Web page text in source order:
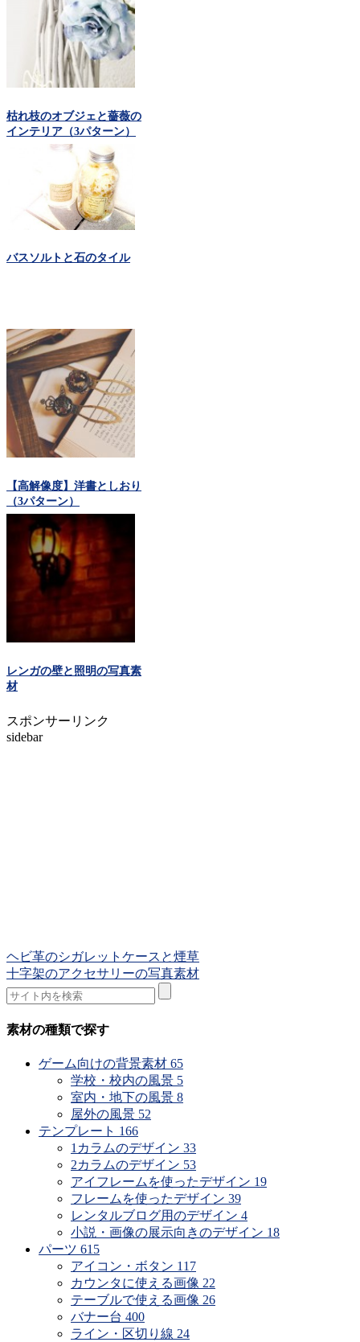
枯れ枝のオブジェと薔薇の
インテリア（3パターン）
バスソルトと石のタイル
【高解像度】洋書としおり
（3パターン）
レンガの壁と照明の写真素
材
スポンサーリンク
sidebar
ヘビ革のシガレットケースと煙草
十字架のアクセサリーの写真素材
素材の種類で探す
ゲーム向けの背景素材 65
学校・校内の風景 5
室内・地下の風景 8
屋外の風景 52
テンプレート 166
1カラムのデザイン 33
2カラムのデザイン 53
アイフレームを使ったデザイン 19
フレームを使ったデザイン 39
レンタルブログ用のデザイン 4
小説・画像の展示向きのデザイン 18
パーツ 615
アイコン・ボタン 117
カウンタに使える画像 22
テーブルで使える画像 26
バナー台 400
ライン・区切り線 24